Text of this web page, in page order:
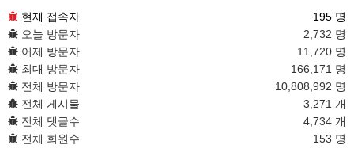
현재 접속자
195 명
오늘 방문자
2,732 명
어제 방문자
11,720 명
최대 방문자
166,171 명
전체 방문자
10,808,992 명
전체 게시물
3,271 개
전체 댓글수
4,734 개
전체 회원수
153 명